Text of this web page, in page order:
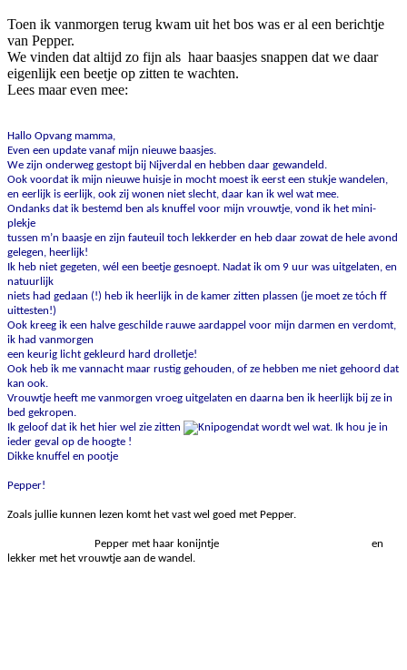
Toen ik vanmorgen terug kwam uit het bos was er al een berichtje
van Pepper.
We vinden dat altijd zo fijn als haar baasjes snappen dat we daar
eigenlijk een beetje op zitten te wachten.
Lees maar even mee:
Hallo Opvang mamma,
Even een update vanaf mijn nieuwe baasjes.
We zijn onderweg gestopt bij Nijverdal en hebben daar gewandeld.
Ook voordat ik mijn nieuwe huisje in mocht moest ik eerst een stukje wandelen,
en eerlijk is eerlijk, ook zij wonen niet slecht, daar kan ik wel wat mee.
Ondanks dat ik bestemd ben als knuffel voor mijn vrouwtje, vond ik het mini-
plekje
tussen m’n baasje en zijn fauteuil toch lekkerder en heb daar zowat de hele avond
gelegen, heerlijk!
Ik heb niet gegeten, wél een beetje gesnoept. Nadat ik om 9 uur was uitgelaten, en
natuurlijk
niets had gedaan (!) heb ik heerlijk in de kamer zitten plassen (je moet ze tóch ff
uittesten!)
Ook kreeg ik een halve geschilde rauwe aardappel voor mijn darmen en verdomt,
ik had vanmorgen
een keurig licht gekleurd hard drolletje!
Ook heb ik me vannacht maar rustig gehouden, of ze hebben me niet gehoord dat
kan ook.
Vrouwtje heeft me vanmorgen vroeg uitgelaten en daarna ben ik heerlijk bij ze in
bed gekropen.
Ik geloof dat ik het hier wel zie zitten
dat wordt wel wat. Ik hou je in
ieder geval op de hoogte !
Dikke knuffel en pootje
Pepper!
Zoals jullie kunnen lezen komt het vast wel goed met Pepper.
Pepper met haar konijntje en
lekker met het vrouwtje aan de wandel.